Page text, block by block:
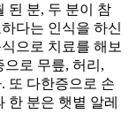
된 분, 두 분이 참
다는 인식을 하신
으로 치료를 해보
로 무릎, 허리,
또 다한증으로 손
한 분은 햇볕 알레